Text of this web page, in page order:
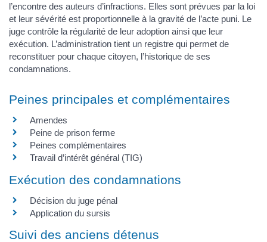
l’encontre des auteurs d’infractions. Elles sont prévues par la loi
et leur sévérité est proportionnelle à la gravité de l’acte puni. Le
juge contrôle la régularité de leur adoption ainsi que leur
exécution. L’administration tient un registre qui permet de
reconstituer pour chaque citoyen, l’historique de ses
condamnations.
Peines principales et complémentaires
Amendes
Peine de prison ferme
Peines complémentaires
Travail d’intérêt général (TIG)
Exécution des condamnations
Décision du juge pénal
Application du sursis
Suivi des anciens détenus